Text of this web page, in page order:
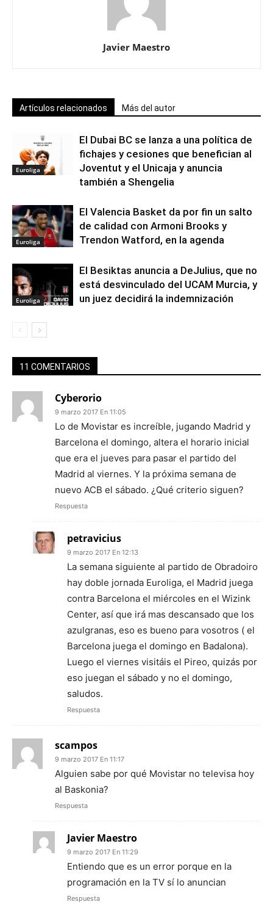
Javier Maestro
Artículos relacionados Más del autor
Euroliga
El Dubai BC se lanza a una política de
fichajes y cesiones que benefician al
Joventut y el Unicaja y anuncia
también a Shengelia
Euroliga
El Valencia Basket da por fin un salto
de calidad con Armoni Brooks y
Trendon Watford, en la agenda
Euroliga
El Besiktas anuncia a DeJulius, que no
está desvinculado del UCAM Murcia, y
un juez decidirá la indemnización
11 COMENTARIOS
Cyberorio
9 marzo 2017 En 11:05
Lo de Movistar es increíble, jugando Madrid y
Barcelona el domingo, altera el horario inicial
que era el jueves para pasar el partido del
Madrid al viernes. Y la próxima semana de
nuevo ACB el sábado. ¿Qué criterio siguen?
Respuesta
petravicius
9 marzo 2017 En 12:13
La semana siguiente al partido de Obradoiro
hay doble jornada Euroliga, el Madrid juega
contra Barcelona el miércoles en el Wizink
Center, así que irá mas descansado que los
azulgranas, eso es bueno para vosotros ( el
Barcelona juega el domingo en Badalona).
Luego el viernes visitáis el Pireo, quizás por
eso juegan el sábado y no el domingo,
saludos.
Respuesta
scampos
9 marzo 2017 En 11:17
Alguien sabe por qué Movistar no televisa hoy
al Baskonia?
Respuesta
Javier Maestro
9 marzo 2017 En 11:29
Entiendo que es un error porque en la
programación en la TV sí lo anuncian
Respuesta